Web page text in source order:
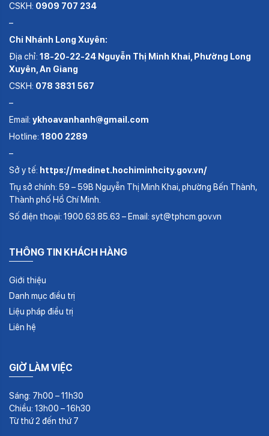
CSKH: 0909 707 234
–
Chi Nhánh Long Xuyên:
Địa chỉ: 18-20-22-24 Nguyễn Thị Minh Khai, Phường Long
Xuyên, An Giang
CSKH: 078 3831 567
–
Email: ykhoavanhanh@gmail.com
Hotline: 1800 2289
–
Sở y tế: https://medinet.hochiminhcity.gov.vn/
Trụ sở chính: 59 – 59B Nguyễn Thị Minh Khai, phường Bến Thành,
Thành phố Hồ Chí Minh.
Số điện thoại: 1900.63.85.63 – Email: syt@tphcm.gov.vn
THÔNG TIN KHÁCH HÀNG
Giới thiệu
Danh mục điều trị
Liệu pháp điều trị
Liên hệ
GIỜ LÀM VIỆC
Sáng: 7h00 – 11h30
Chiều: 13h00 – 16h30
Từ thứ 2 đến thứ 7